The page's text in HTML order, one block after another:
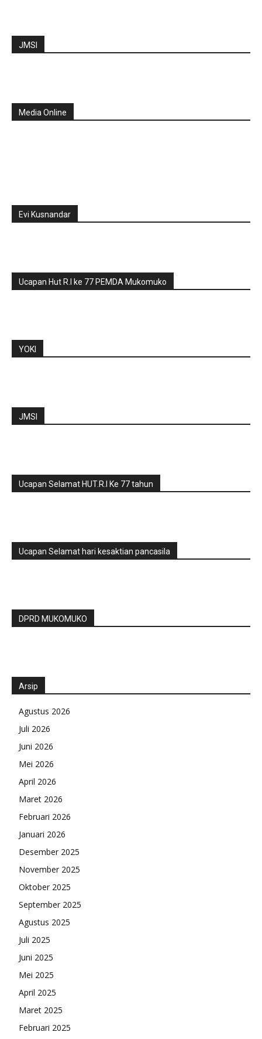
JMSI
Media Online
Evi Kusnandar
Ucapan Hut R.I ke 77 PEMDA Mukomuko
YOKI
JMSI
Ucapan Selamat HUT.R.I Ke 77 tahun
Ucapan Selamat hari kesaktian pancasila
DPRD MUKOMUKO
Arsip
Agustus 2026
Juli 2026
Juni 2026
Mei 2026
April 2026
Maret 2026
Februari 2026
Januari 2026
Desember 2025
November 2025
Oktober 2025
September 2025
Agustus 2025
Juli 2025
Juni 2025
Mei 2025
April 2025
Maret 2025
Februari 2025